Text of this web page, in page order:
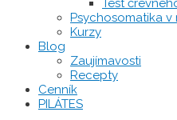
Test
Psychosomatika v
Kurzy
Blog
Zaujímavosti
Recepty
Cenník
PILÁTES